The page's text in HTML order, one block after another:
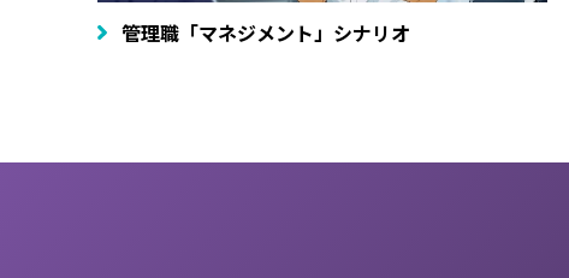
管理職「マネジメント」シナリオ